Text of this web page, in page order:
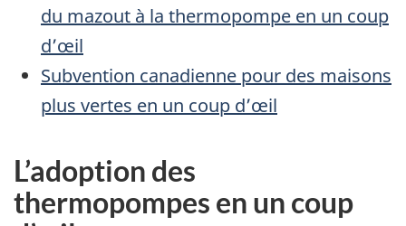
du mazout à la thermopompe en un coup
d’œil
Subvention canadienne pour des maisons
plus vertes en un coup d’œil
L’adoption des
thermopompes en un coup